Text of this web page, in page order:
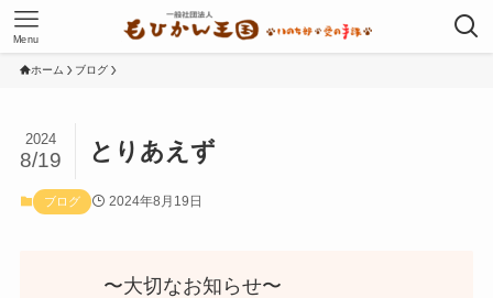
Menu
ホーム ブログ
とりあえず
2024
8/19
ブログ 2024年8月19日
〜大切なお知らせ〜